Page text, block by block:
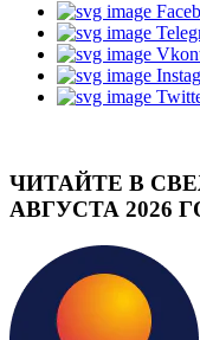
ЧИТАЙТЕ В
АВГУСТА 2026